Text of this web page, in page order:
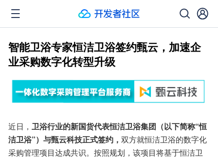
智能卫浴专家恒洁卫浴签约甄云，加速企
业采购数字化转型升级
近日， 卫浴行业的新国货代表恒洁卫浴集团（以下简称“恒
洁卫浴”）与甄云科技正式签约， 双方就恒洁卫浴的数字化
采购管理项目达成共识。按照规划，该项目将基于恒洁卫